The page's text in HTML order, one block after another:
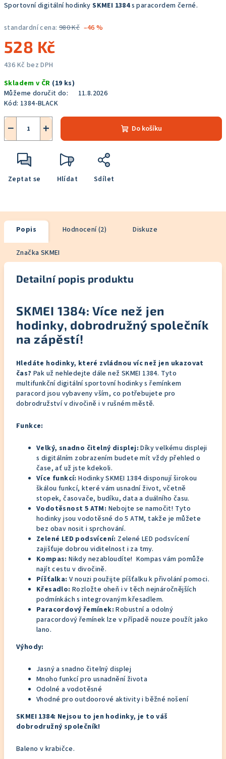
Sportovní digitální hodinkySKMEI 1384s paracordem černé.
standardní cena: 980 Kč –46 %
528 Kč
436 Kč bez DPH
cena:
Skladem v ČR (19 ks)
Můžeme doručit do:
11.8.2026
Kód: 1384-BLACK
+
− Do košíku
Zeptat se Hlídat Sdílet
Popis Hodnocení (2) Diskuze
Značka SKMEI
Detailní popis produktu
SKMEI 1384: Více než jen
hodinky, dobrodružný společník
na zápěstí!
Hledáte hodinky, které zvládnou víc než jen ukazovat
čas? Pak už nehledejte dále než SKMEI 1384. Tyto
multifunkční digitální sportovní hodinky s řemínkem
paracord jsou vybaveny vším, co potřebujete pro
dobrodružství v divočině i v rušném městě.
Funkce:
Velký, snadno čitelný displej: Díky velkému displeji
s digitálním zobrazením budete mít vždy přehled o
čase, ať už jste kdekoli.
Více funkcí: Hodinky SKMEI 1384 disponují širokou
škálou funkcí, které vám usnadní život, včetně
stopek, časovače, budíku, data a duálního času.
Vodotěsnost 5 ATM: Nebojte se namočit! Tyto
hodinky jsou vodotěsné do 5 ATM, takže je můžete
bez obav nosit i sprchování.
Zelené LED podsvícení: Zelené LED podsvícení
zajišťuje dobrou viditelnost i za tmy.
Kompas: Nikdy nezabloudíte! Kompas vám pomůže
najít cestu v divočině.
Píšťalka: V nouzi použijte píšťalku k přivolání pomoci.
Křesadlo: Rozložte oheň i v těch nejnáročnějších
podmínkách s integrovaným křesadlem.
Paracordový řemínek: Robustní a odolný
paracordový řemínek lze v případě nouze použít jako
lano.
Výhody:
Jasný a snadno čitelný displej
Mnoho funkcí pro usnadnění života
Odolné a vodotěsné
Vhodné pro outdoorové aktivity i běžné nošení
SKMEI 1384: Nejsou to jen hodinky, je to váš
dobrodružný společník!
Baleno v krabičce.